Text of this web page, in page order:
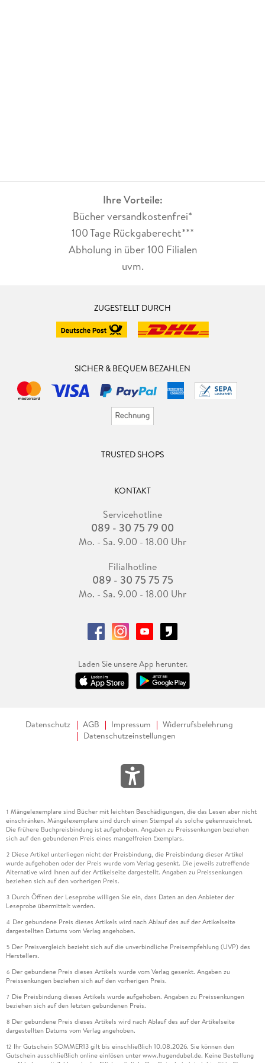
Ihre Vorteile:
Bücher versandkostenfrei*
100 Tage Rückgaberecht***
Abholung in über 100 Filialen
uvm.
ZUGESTELLT DURCH
SICHER & BEQUEM BEZAHLEN
TRUSTED SHOPS
KONTAKT
Servicehotline
089 - 30 75 79 00
Mo. - Sa. 9.00 - 18.00 Uhr
Filialhotline
089 - 30 75 75 75
Mo. - Sa. 9.00 - 18.00 Uhr
Laden Sie unsere App herunter.
Datenschutz AGB Impressum
Widerrufsbelehrung
Datenschutzeinstellungen
1 Mängelexemplare sind Bücher mit leichten Beschädigungen, die das Lesen aber nicht
einschränken. Mängelexemplare sind durch einen Stempel als solche gekennzeichnet.
Die frühere Buchpreisbindung ist aufgehoben. Angaben zu Preissenkungen beziehen
sich auf den gebundenen Preis eines mangelfreien Exemplars.
2 Diese Artikel unterliegen nicht der Preisbindung, die Preisbindung dieser Artikel
wurde aufgehoben oder der Preis wurde vom Verlag gesenkt. Die jeweils zutreffende
Alternative wird Ihnen auf der Artikelseite dargestellt. Angaben zu Preissenkungen
beziehen sich auf den vorherigen Preis.
3 Durch Öffnen der Leseprobe willigen Sie ein, dass Daten an den Anbieter der
Leseprobe übermittelt werden.
4 Der gebundene Preis dieses Artikels wird nach Ablauf des auf der Artikelseite
dargestellten Datums vom Verlag angehoben.
5 Der Preisvergleich bezieht sich auf die unverbindliche Preisempfehlung (UVP) des
Herstellers.
6 Der gebundene Preis dieses Artikels wurde vom Verlag gesenkt. Angaben zu
Preissenkungen beziehen sich auf den vorherigen Preis.
7 Die Preisbindung dieses Artikels wurde aufgehoben. Angaben zu Preissenkungen
beziehen sich auf den letzten gebundenen Preis.
8 Der gebundene Preis dieses Artikels wird nach Ablauf des auf der Artikelseite
dargestellten Datums vom Verlag angehoben.
12 Ihr Gutschein SOMMER13 gilt bis einschließlich 10.08.2026. Sie können den
Gutschein ausschließlich online einlösen unter www.hugendubel.de. Keine Bestellung